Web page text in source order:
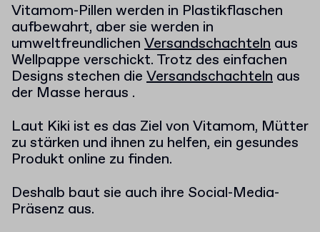
Vitamom-Pillen werden in Plastikflaschen
aufbewahrt, aber sie werden in
umweltfreundlichen Versandschachteln aus
Wellpappe verschickt. Trotz des einfachen
Designs stechen die Versandschachteln aus
der Masse heraus .
Laut Kiki ist es das Ziel von Vitamom, Mütter
zu stärken und ihnen zu helfen, ein gesundes
Produkt online zu finden.
Deshalb baut sie auch ihre Social-Media-
Präsenz aus.